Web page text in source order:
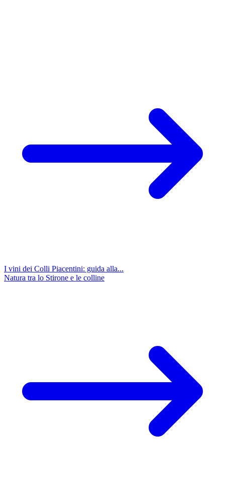
I vini dei Colli Piacentini: guida alla...
Natura tra lo Stirone e le colline